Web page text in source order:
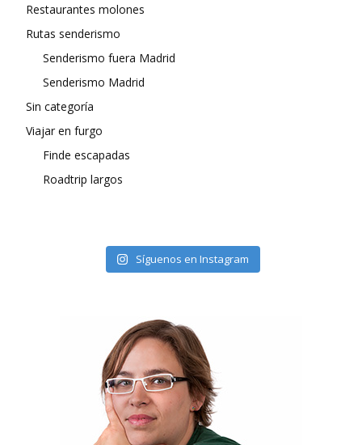
Restaurantes molones
Rutas senderismo
Senderismo fuera Madrid
Senderismo Madrid
Sin categoría
Viajar en furgo
Finde escapadas
Roadtrip largos
Síguenos en Instagram